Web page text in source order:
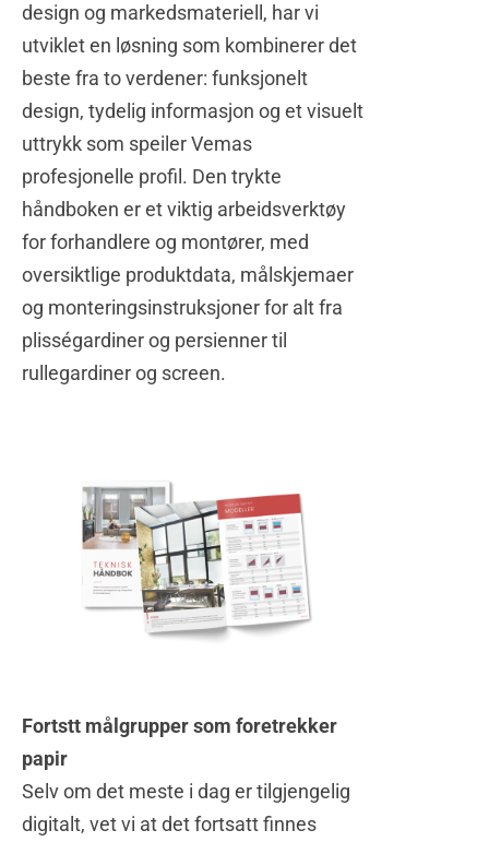
design og markedsmateriell, har vi
utviklet en løsning som kombinerer det
beste fra to verdener: funksjonelt
design, tydelig informasjon og et visuelt
uttrykk som speiler Vemas
profesjonelle profil. Den trykte
håndboken er et viktig arbeidsverktøy
for forhandlere og montører, med
oversiktlige produktdata, målskjemaer
og monteringsinstruksjoner for alt fra
plisségardiner og persienner til
rullegardiner og screen.
Fortstt målgrupper som foretrekker
papir
Selv om det meste i dag er tilgjengelig
digitalt, vet vi at det fortsatt finnes